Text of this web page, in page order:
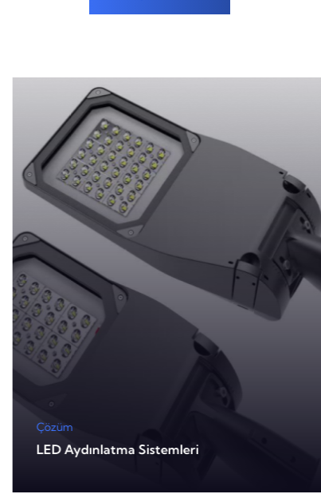
Çözüm
LED Aydınlatma Sistemleri